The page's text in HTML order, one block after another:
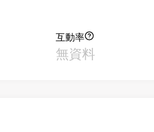
互動率
無資料